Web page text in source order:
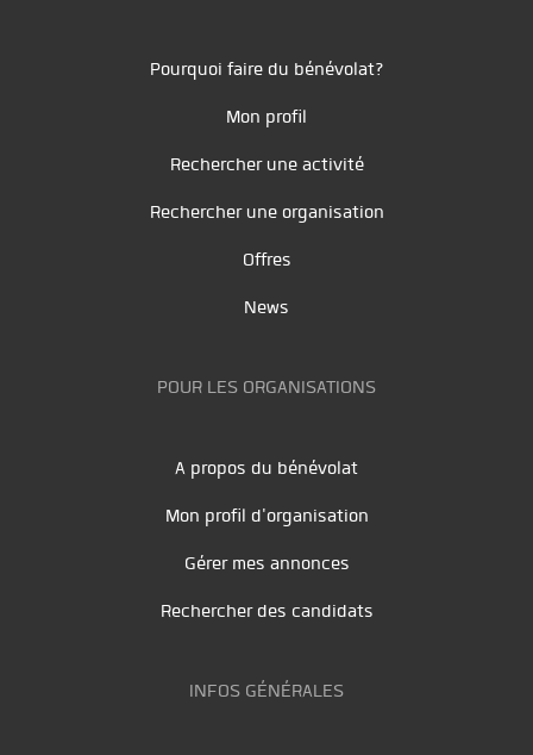
Pourquoi faire du bénévolat?
Mon profil
Rechercher une activité
Rechercher une organisation
Offres
News
POUR LES ORGANISATIONS
A propos du bénévolat
Mon profil d'organisation
Gérer mes annonces
Rechercher des candidats
INFOS GÉNÉRALES